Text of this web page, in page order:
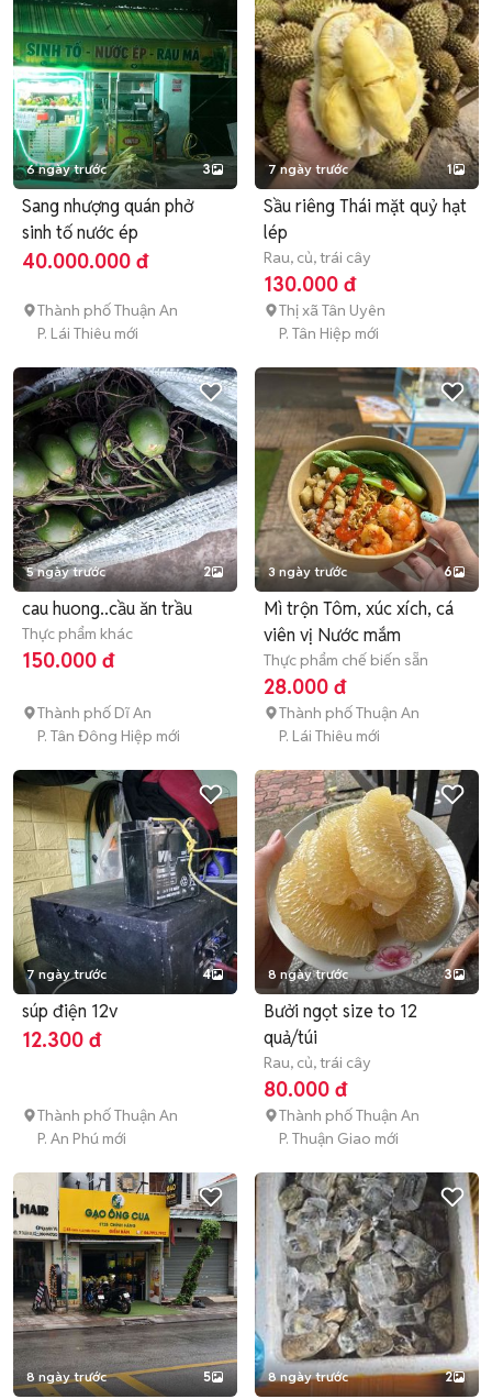
6 ngày trước 3
Sang nhượng quán phở
sinh tố nước ép
40.000.000 đ
Thành phố Thuận An
P. Lái Thiêu mới
7 ngày trước 1
Sầu riêng Thái mặt quỷ hạt
lép
Rau, củ, trái cây
130.000 đ
Thị xã Tân Uyên
P. Tân Hiệp mới
5 ngày trước 2
cau huong..cầu ăn trầu
Thực phẩm khác
150.000 đ
Thành phố Dĩ An
P. Tân Đông Hiệp mới
3 ngày trước 6
Mì trộn Tôm, xúc xích, cá
viên vị Nước mắm
Thực phẩm chế biến sẵn
28.000 đ
Thành phố Thuận An
P. Lái Thiêu mới
7 ngày trước 4
súp điện 12v
12.300 đ
Thành phố Thuận An
P. An Phú mới
8 ngày trước 3
Bưởi ngọt size to 12
quả/túi
Rau, củ, trái cây
80.000 đ
Thành phố Thuận An
P. Thuận Giao mới
8 ngày trước 5 8 ngày trước 2